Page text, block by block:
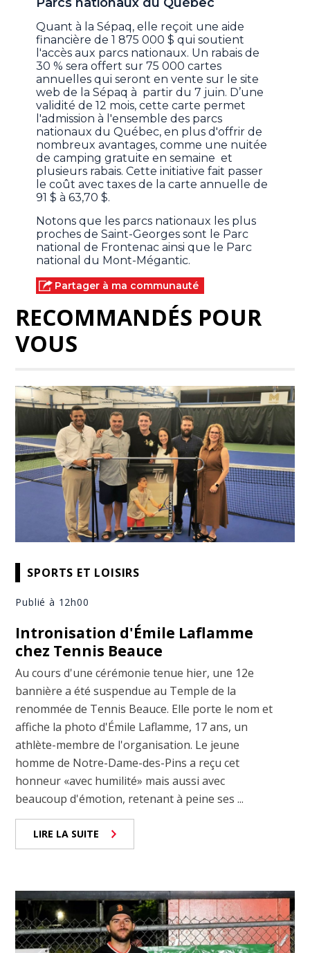
Quant à la Sépaq, elle reçoit une aide
financière de 1 875 000 $ qui soutient
l'accès aux parcs nationaux. Un rabais de
30 % sera offert sur 75 000 cartes
annuelles qui seront en vente sur le site
web de la Sépaq à partir du 7 juin. D’une
validité de 12 mois, cette carte permet
l'admission à l'ensemble des parcs
nationaux du Québec, en plus d'offrir de
nombreux avantages, comme une nuitée
de camping gratuite en semaine et
plusieurs rabais. Cette initiative fait passer
le coût avec taxes de la carte annuelle de
91 $ à 63,70 $.
Notons que les parcs nationaux les plus
proches de Saint-Georges sont le Parc
national de Frontenac ainsi que le Parc
national du Mont-Mégantic.
Partager à ma communauté
RECOMMANDÉS POUR
VOUS
SPORTS ET LOISIRS
Publié à 12h00
Intronisation d'Émile Laflamme
chez Tennis Beauce
Au cours d'une cérémonie tenue hier, une 12e
bannière a été suspendue au Temple de la
renommée de Tennis Beauce. Elle porte le nom et
affiche la photo d'Émile Laflamme, 17 ans, un
athlète-membre de l'organisation. Le jeune
homme de Notre-Dame-des-Pins a reçu cet
honneur «avec humilité» mais aussi avec
beaucoup d'émotion, retenant à peine ses ...
LIRE LA SUITE